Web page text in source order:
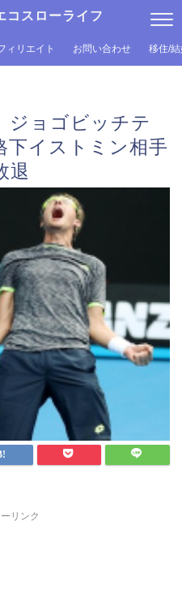
スローライフ
ィリエイト お問い合わせ 移住/
ジョゴビッチテ
下イストミン相手
退
リンク